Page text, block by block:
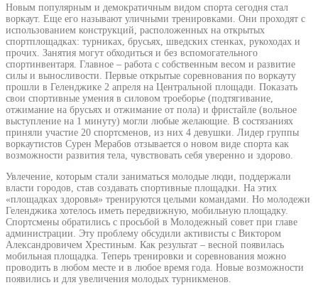
Новым популярным и демократичным видом спорта сегодня стал
воркаут. Еще его называют уличными тренировками. Они проходят с
использованием конструкций, расположенных на открытых
спортплощадках: турниках, брусьях, шведских стенках, рукоходах и
прочих. Занятия могут обходиться и без вспомогательного
спортинвентаря. Главное – работа с собственным весом и развитие
силы и выносливости. Первые открытые соревнования по воркауту
прошли в Геленджике 2 апреля на Центральной площади. Показать
свои спортивные умения в силовом троеборье (подтягивание,
отжимание на брусьях и отжимание от пола) и фристайле (вольное
выступление на 1 минуту) могли любые желающие. В состязаниях
приняли участие 20 спортсменов, из них 4 девушки. Лидер группы
воркаутистов Сурен Мерабов отзывается о новом виде спорта как
возможности развития тела, чувствовать себя уверенно и здорово.
Увлечение, которым стали заниматься молодые люди, поддержали
власти городов, став создавать спортивные площадки. На этих
«площадках здоровья» тренируются целыми командами. Но молодежи
Геленджика хотелось иметь передвижную, мобильную площадку.
Спортсмены обратились с просьбой в Молодежный совет при главе
администрации. Эту проблему обсудили активисты с Виктором
Александровичем Хрестиным. Как результат – весной появилась
мобильная площадка. Теперь тренировки и соревнования можно
проводить в любом месте и в любое время года. Новые возможности
появились и для увеличения молодых турникменов.